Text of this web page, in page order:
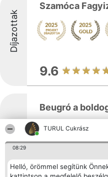
TURUL Cukrász
08:29
Helló, örömmel segítünk
Díjazottak
Szamóca
9.6
Beugró a
A Beugró a